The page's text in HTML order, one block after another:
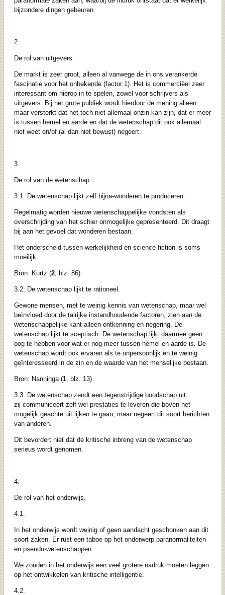
bijzondere dingen gebeuren.
2.
De rol van uitgevers.
De markt is zeer groot, alleen al vanwege de in ons verankerde
fascinatie voor het onbekende (factor 1). Het is commerciëel zeer
interessant om hierop in te spelen, zowel voor schrijvers als
uitgevers. Bij het grote publiek wordt hierdoor de mening alleen
maar versterkt dat het toch niet allemaal onzin kan zijn, dat er meer
is tussen hemel en aarde en dat de wetenschap dit ook allemaal
niet weet en/of (al dan niet bewust) negeert.
3.
De rol van de wetenschap.
3.1. De wetenschap lijkt zelf bijna-wonderen te produceren.
Regelmatig worden nieuwe wetenschappelijke vondsten als
overschrijding van het schier onmogelijke gepresenteerd. Dit draagt
bij aan het gevoel dat wonderen bestaan.
Het onderscheid tussen werkelijkheid en science fiction is soms
moeilijk.
Bron: Kurtz (2, blz. 86).
3.2. De wetenschap lijkt te rationeel.
Gewone mensen, met te weinig kennis van wetenschap, maar wel
beïnvloed door de talrijke instandhoudende factoren, zien aan de
wetenschappelijke kant alleen ontkenning en negering. De
wetenschap lijkt te sceptisch. De wetenschap lijkt daarmee geen
oog te hebben voor wat er nog meer tussen hemel en aarde is. De
wetenschap wordt ook ervaren als te onpersoonlijk en te weinig
geïnteresseerd in de zin en de waarde van het menselijke bestaan.
Bron: Nanninga (1, blz. 13).
3.3. De wetenschap zendt een tegenstrijdige boodschap uit:
zij communiceert zelf wel prestaties te leveren die boven het
mogelijk geachte uit lijken te gaan, maar negeert dit soort berichten
van anderen.
Dit bevordert niet dat de kritische inbreng van de wetenschap
serieus wordt genomen.
4.
De rol van het onderwijs.
4.1.
In het onderwijs wordt weinig of geen aandacht geschonken aan dit
soort zaken. Er rust een taboe op het onderwerp paranormaliteiten
en pseudo-wetenschappen.
We zouden in het onderwijs een veel grotere nadruk moeten leggen
op het ontwikkelen van kritische intelligentie.
4.2.